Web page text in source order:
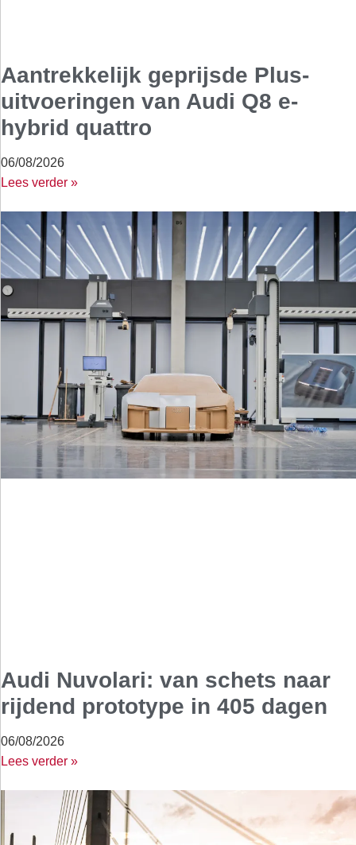
Aantrekkelijk geprijsde Plus-
uitvoeringen van Audi Q8 e-
hybrid quattro
06/08/2026
Lees verder »
Audi Nuvolari: van schets naar
rijdend prototype in 405 dagen
06/08/2026
Lees verder »